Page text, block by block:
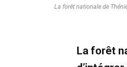
La forêt nationale de
La forêt